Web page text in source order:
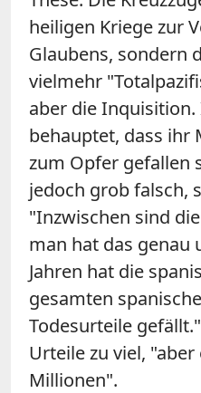
heiligen Kriege zur
Glaubens, sondern
vielmehr
aber die
behauptet, dass ihr
zum Opfer gefallen
jedoch grob falsch,
"Inzwischen sind
man hat das genau
Jahren hat die
gesamten
Todesurteile
Urteile zu viel,
Millionen".